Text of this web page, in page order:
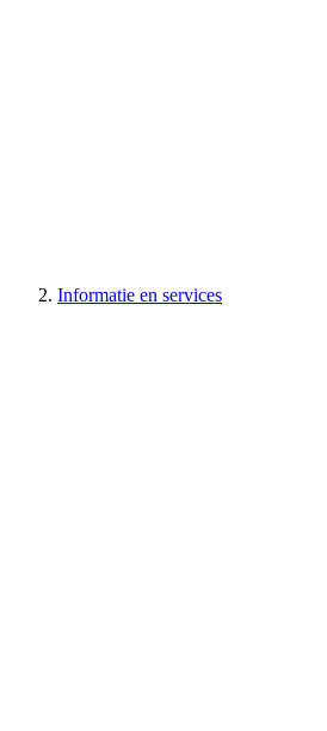
Informatie en services